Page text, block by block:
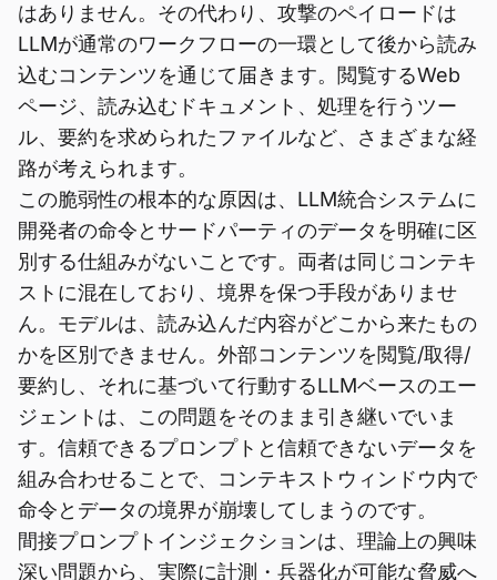
はありません。その代わり、攻撃のペイロードは
LLMが通常のワークフローの一環として後から読み
込むコンテンツを通じて届きます。閲覧するWeb
ページ、読み込むドキュメント、処理を行うツー
ル、要約を求められたファイルなど、さまざまな経
路が考えられます。
この脆弱性の根本的な原因は、LLM統合システムに
開発者の命令とサードパーティのデータを明確に区
別する仕組みがないことです。両者は同じコンテキ
ストに混在しており、境界を保つ手段がありませ
ん。モデルは、読み込んだ内容がどこから来たもの
かを区別できません。外部コンテンツを閲覧/取得/
要約し、それに基づいて行動するLLMベースのエー
ジェントは、この問題をそのまま引き継いでいま
す。信頼できるプロンプトと信頼できないデータを
組み合わせることで、コンテキストウィンドウ内で
命令とデータの境界が崩壊してしまうのです。
間接プロンプトインジェクションは、理論上の興味
深い問題から、実際に計測・兵器化が可能な脅威へ